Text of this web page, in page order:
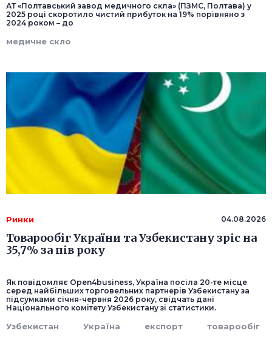
АТ «Полтавський завод медичного скла» (ПЗМС, Полтава) у
2025 році скоротило чистий прибуток на 19% порівняно з
2024 роком – до
медичне скло
Ринки 04.08.2026
Товарообіг України та Узбекистану зріс на
35,7% за пів року
Як повідомляє Оpen4business, Україна посіла 20-те місце
серед найбільших торговельних партнерів Узбекистану за
підсумками січня-червня 2026 року, свідчать дані
Національного комітету Узбекистану зі статистики.
Узбекистан Україна експорт товарообіг